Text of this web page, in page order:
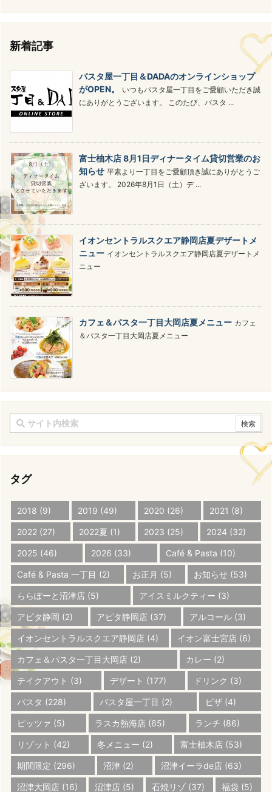
新着記事
パスタ屋一丁目＆DADAのオンラインショップ
がOPEN。
いつもパスタ屋一丁目をご愛顧いただき誠
にありがとうございます。 このたび、パスタ ...
富士柚木店 8月1日ディナータイム貸切営業のお
知らせ 平素より一丁目をご愛顧頂き誠にありがとうご
ざいます。 2026年8月1日（土）デ ...
イオンセントラルスクエア静岡店夏デザートメ
ニュー イオンセントラルスクエア静岡店夏デザートメ
ニュー
カフェ＆パスタ一丁目大岡店夏メニュー カフェ
＆パスタ一丁目大岡店夏メニュー
タグ
2018 (9) 2019 (49) 2020 (26) 2021 (8)
2022 (27) 2022夏 (1) 2023 (25) 2024 (32)
2025 (46) 2026 (33) Café & Pasta (10)
Café & Pasta 一丁目 (2) お正月 (5) お知らせ (53)
ららぽーと沼津店 (5) アイスミルクティー (3)
アピタ静岡 (2) アピタ静岡店 (37) アルコール (3)
イオンセントラルスクエア静岡店 (4) イオン富士宮店 (6)
カフェ＆パスタ一丁目大岡店 (2) カレー (2)
テイクアウト (3) デザート (177) ドリンク (3)
パスタ (228) パスタ屋一丁目 (2) ピザ (4)
ピッツァ (5) ラスカ熱海店 (65) ランチ (86)
リゾット (42) 冬メニュー (2) 富士柚木店 (53)
期間限定 (296) 沼津(2) 沼津イーラde店 (63)
沼津大岡店 (16) 沼津店 (5) 石焼リゾ(37) 福袋 (5)